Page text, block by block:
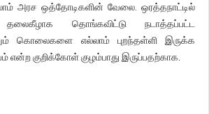
அரச ஒத்தோடிகளின் வேலை. ஒரத்தநாட்டில்
தொங்கவிட்டு நடாத்தப்பட்ட
கொலைகளை எல்லாம் புறந்தள்ளி இருக்க
என்ற குறிக்கோள் குழம்பாது இருப்பதற்காக.